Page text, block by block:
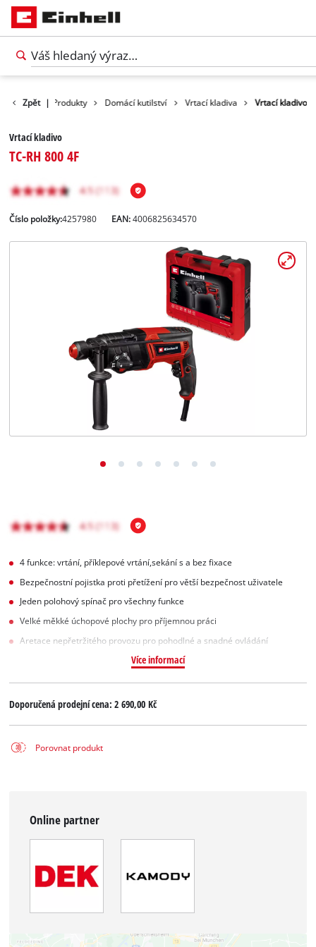
Zpět | Produkty Domácí kutilství Vrtací kladiva Vrtací kladivo
Vrtací kladivo
TC-RH 800 4F
Číslo položky:4257980 EAN:4006825634570
4 funkce: vrtání, příklepové vrtání,sekání s a bez fixace
Bezpečnostní pojistka proti přetížení pro větší bezpečnost uživatele
Jeden polohový spínač pro všechny funkce
Velké měkké úchopové plochy pro příjemnou práci
Aretace nepřetržitého provozu pro pohodlné a snadné ovládání
Více informací
Doporučená prodejní cena:2 690,00 Kč
Porovnat produkt
Online partner